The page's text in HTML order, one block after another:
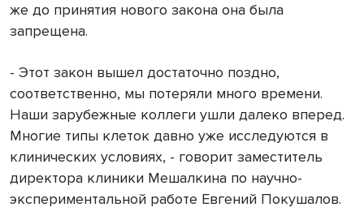
же до принятия нового закона она была
запрещена.
- Этот закон вышел достаточно поздно,
соответственно, мы потеряли много времени.
Наши зарубежные коллеги ушли далеко вперед.
Многие типы клеток давно уже исследуются в
клинических условиях, - говорит заместитель
директора клиники Мешалкина по научно-
экспериментальной работе Евгений Покушалов.